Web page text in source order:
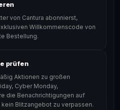
von Cantura abonnierst,
Willkommenscode von
Bestellung.
prüfen
Aktionen zu großen
Cyber Monday,
die Benachrichtigungen auf
Blitzangebot zu verpassen.